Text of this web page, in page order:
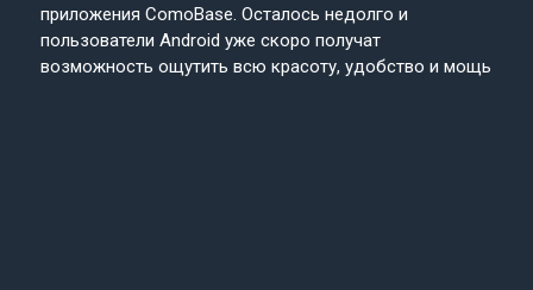
приложения ComoBase. Осталось недолго и
пользователи Android уже скоро получат
возможность ощутить всю красоту, удобство и мощь